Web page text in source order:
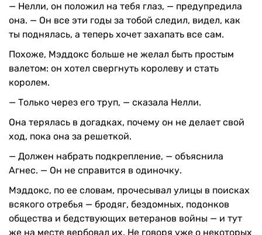
— Нелли, он положил на тебя глаз, — предупредила
она. — Он все эти годы за тобой следил, видел, как
ты поднялась, а теперь хочет захапать все сам.
Похоже, Мэддокс больше не желал быть простым
валетом: он хотел свергнуть королеву и стать
королем.
— Только через его труп, — сказала Нелли.
Она терялась в догадках, почему он не делает свой
ход, пока она за решеткой.
— Должен набрать подкрепление, — объяснила
Агнес. — Он не справится в одиночку.
Мэддокс, по ее словам, прочесывал улицы в поисках
всякого отребья — бродяг, бездомных, подонков
общества и бедствующих ветеранов войны — и тут
же на месте вербовал их. Не говоря уже о некоторых